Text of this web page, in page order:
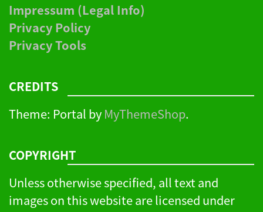
Impressum (Legal Info)
Privacy Policy
Privacy Tools
CREDITS
Theme: Portal by MyThemeShop.
COPYRIGHT
Unless otherwise specified, all text and
images on this website are licensed under